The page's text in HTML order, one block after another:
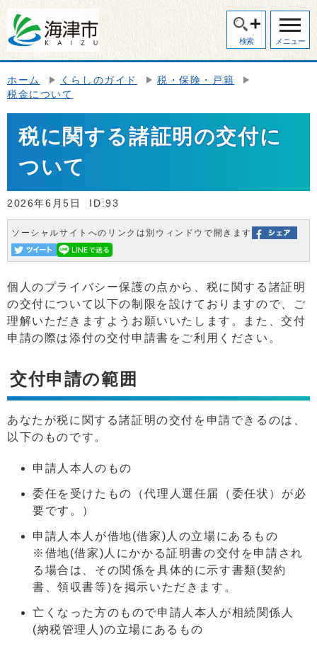
検索 メニュー
ホーム くらしのガイド
税・保険・戸籍
税金について
税に関する諸証明の交付に
ついて
2026年6月5日 ID:93
ソーシャルサイトへのリンクは別ウィンドウで開きます
個人のプライバシー保護の点から、税に関する諸証明
の交付について以下の制限を設けておりますので、ご
理解いただきますようお願いいたします。また、交付
申請の際は添付の交付申請書をご利用ください。
交付申請の範囲
あなたが税に関する諸証明の交付を申請できるのは、
以下のものです。
申請人本人のもの
委任を受けたもの（代理人選任届（委任状）が必
要です。）
申請人本人が借地(借家)人の立場にあるもの
※借地(借家)人にかかる証明書の交付を申請され
る場合は、その関係を具体的に示す書類(契約
書、領収書等)を掲示いただきます。
亡くなった方のもので申請人本人が相続関係人
(納税管理人)の立場にあるもの